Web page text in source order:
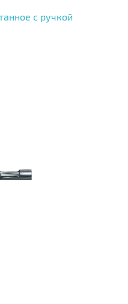
с ручкой